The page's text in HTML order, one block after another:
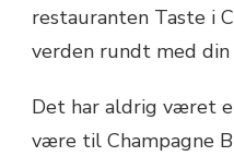
restauranten Taste i
verden rundt med
Det har aldrig været
være til Champagne